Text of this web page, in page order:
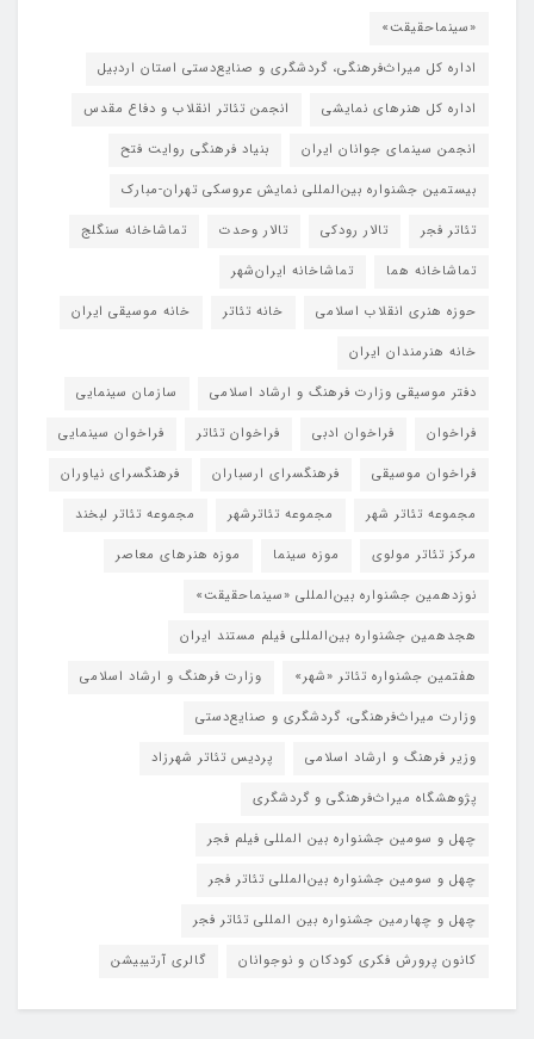
«سینماحقیقت»
اداره کل میراث‌فرهنگی، گردشگری و صنایع‌دستی استان اردبیل
اداره کل هنرهای نمایشی
انجمن تئاتر انقلاب و دفاع مقدس
انجمن سینمای جوانان ایران
بنیاد فرهنگی روایت فتح
بیستمین جشنواره بین‌المللی نمایش عروسکی تهران-مبارک
تئاتر فجر
تالار رودکی تالار وحدت
تماشاخانه سنگلج
تماشاخانه هما
تماشاخانه‌ ایران‌شهر
حوزه هنری انقلاب اسلامی
خانه تئاتر
خانه موسیقی ایران
خانه هنرمندان ایران
دفتر موسیقی وزارت فرهنگ و ارشاد اسلامی
سازمان سینمایی
فراخوان
فراخوان ادبی فراخوان تئاتر
فراخوان سینمایی
فراخوان موسیقی
فرهنگسرای ارسباران
فرهنگسرای نیاوران
مجموعه تئاتر شهر
مجموعه تئاترشهر
مجموعه تئاتر لبخند
مرکز تئاتر مولوی
موزه سینما
موزه هنرهای معاصر
نوزدهمین جشنواره بین‌المللی «سینماحقیقت»
هجدهمین جشنواره بین‌المللی فیلم مستند ایران
هفتمین جشنواره تئاتر «شهر»
وزارت فرهنگ و ارشاد اسلامی
وزارت میراث‌فرهنگی، گردشگری و صنایع‌دستی
وزیر فرهنگ و ارشاد اسلامی
پردیس تئاتر شهرزاد
پژوهشگاه میراث‌فرهنگی و گردشگری
چهل و سومین جشنواره بین المللی فیلم فجر
چهل و سومین جشنواره بین‌المللی تئاتر فجر
چهل و چهارمین جشنواره بین المللی تئاتر فجر
کانون پرورش فکری کودکان و نوجوانان
گالری آرتیبیشن